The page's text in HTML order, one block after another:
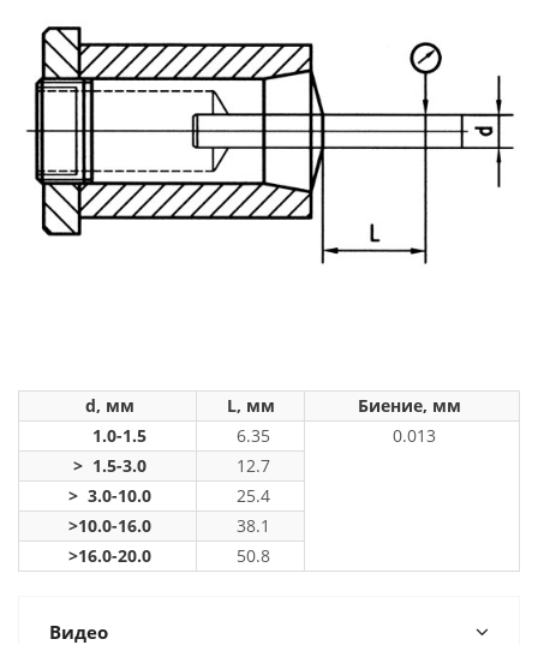
d, мм L, мм
Биение, мм
1.0-1.5
6.35
0.013
> 1.5-3.0
12.7
> 3.0-10.0
25.4
>10.0-16.0
38.1
>16.0-20.0
50.8
Видео